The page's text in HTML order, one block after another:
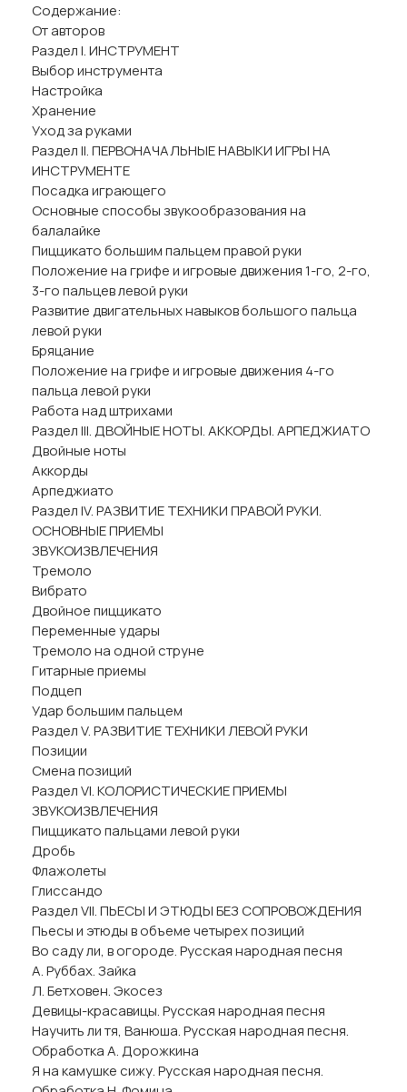
Содержание:
От авторов
Раздел I. ИНСТРУМЕНТ
Выбор инструмента
Настройка
Хранение
Уход за руками
Раздел II. ПЕРВОНАЧАЛЬНЫЕ НАВЫКИ ИГРЫ НА
ИНСТРУМЕНТЕ
Посадка играющего
Основные способы звукообразования на
балалайке
Пиццикато большим пальцем правой руки
Положение на грифе и игровые движения 1-го, 2-го,
3-го пальцев левой руки
Развитие двигательных навыков большого пальца
левой руки
Бряцание
Положение на грифе и игровые движения 4-го
пальца левой руки
Работа над штрихами
Раздел III. ДВОЙНЫЕ НОТЫ. АККОРДЫ. АРПЕДЖИАТО
Двойные ноты
Аккорды
Арпеджиато
Раздел IV. РАЗВИТИЕ ТЕХНИКИ ПРАВОЙ РУКИ.
ОСНОВНЫЕ ПРИЕМЫ
ЗВУКОИЗВЛЕЧЕНИЯ
Тремоло
Вибрато
Двойное пиццикато
Переменные удары
Тремоло на одной струне
Гитарные приемы
Подцеп
Удар большим пальцем
Раздел V. РАЗВИТИЕ ТЕХНИКИ ЛЕВОЙ РУКИ
Позиции
Смена позиций
Раздел VI. КОЛОРИСТИЧЕСКИЕ ПРИЕМЫ
ЗВУКОИЗВЛЕЧЕНИЯ
Пиццикато пальцами левой руки
Дробь
Флажолеты
Глиссандо
Раздел VII. ПЬЕСЫ И ЭТЮДЫ БЕЗ СОПРОВОЖДЕНИЯ
Пьесы и этюды в объеме четырех позиций
Во саду ли, в огороде. Русская народная песня
А. Руббах. Зайка
Л. Бетховен. Экосез
Девицы-красавицы. Русская народная песня
Научить ли тя, Ванюша. Русская народная песня.
Обработка А. Дорожкина
Я на камушке сижу. Русская народная песня.